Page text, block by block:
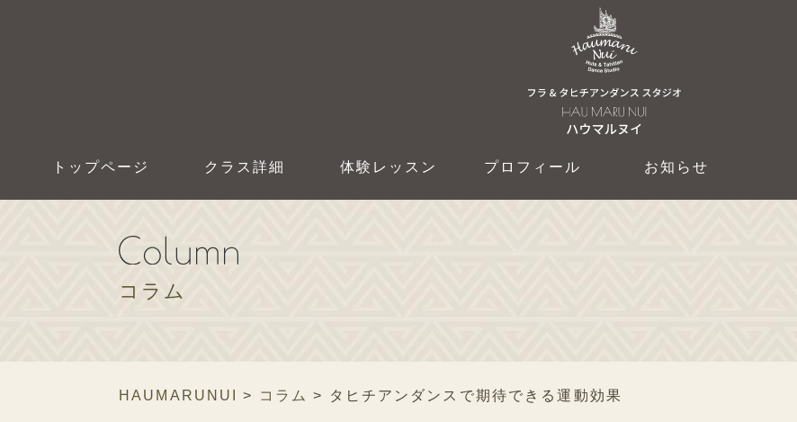
トップページ クラス詳細 体験レッスン プロフィール お知らせ
コラム
HAUMARUNUI > コラム > タヒチアンダンスで期待できる運動効果